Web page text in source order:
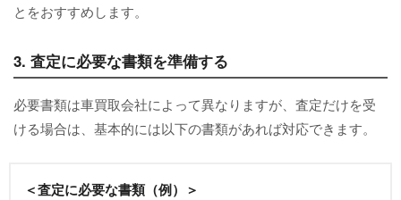
とをおすすめします。
3. 査定に必要な書類を準備する
必要書類は車買取会社によって異なりますが、査定だけを受
ける場合は、基本的には以下の書類があれば対応できます。
＜査定に必要な書類（例）＞